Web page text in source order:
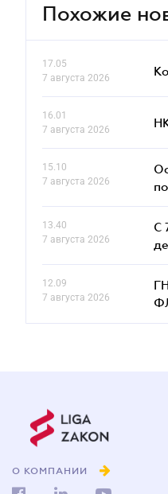
Похожие
17.05
7 августа 2026
16.01
7 августа 2026
15.10
7 августа 2026
13.40
7 августа 2026
С
12.09
7 августа 2026
О КОМПАНИИ